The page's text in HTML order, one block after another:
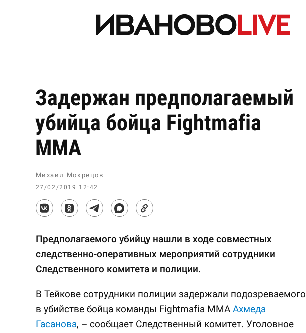
Задержан предполагаемый
убийца бойца Fightmafia
MMA
Михаил Мокрецов
27/02/2019 12:42
Предполагаемого убийцу нашли в ходе совместных
следственно-оперативных мероприятий сотрудники
Следственного комитета и полиции.
В Тейкове сотрудники полиции задержали подозреваемого
в убийстве бойца команды Fightmafia MMA Ахмеда
Гасанова, – сообщает Следственный комитет. Уголовное